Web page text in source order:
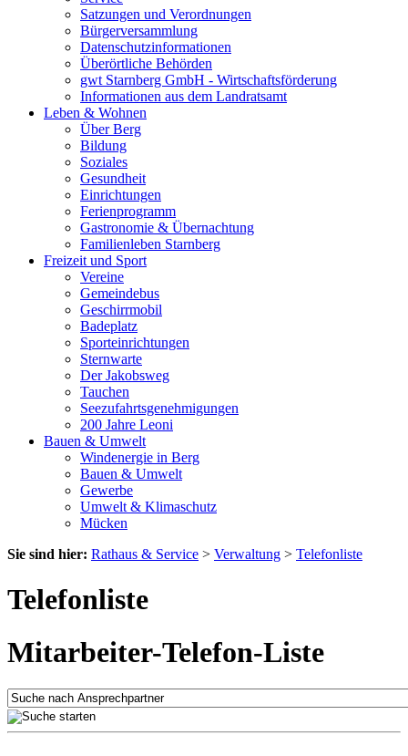
Satzungen und Verordnungen
Bürgerversammlung
Datenschutzinformationen
Überörtliche Behörden
gwt Starnberg GmbH - Wirtschaftsförderung
Informationen aus dem Landratsamt
Leben & Wohnen
Über Berg
Bildung
Soziales
Gesundheit
Einrichtungen
Ferienprogramm
Gastronomie & Übernachtung
Familienleben Starnberg
Freizeit und Sport
Vereine
Gemeindebus
Geschirrmobil
Badeplatz
Sporteinrichtungen
Sternwarte
Der Jakobsweg
Tauchen
Seezufahrtsgenehmigungen
200 Jahre Leoni
Bauen & Umwelt
Windenergie in Berg
Bauen & Umwelt
Gewerbe
Umwelt & Klimaschutz
Mücken
Sie sind hier: Rathaus & Service > Verwaltung > Telefonliste
Telefonliste
Mitarbeiter-Telefon-Liste